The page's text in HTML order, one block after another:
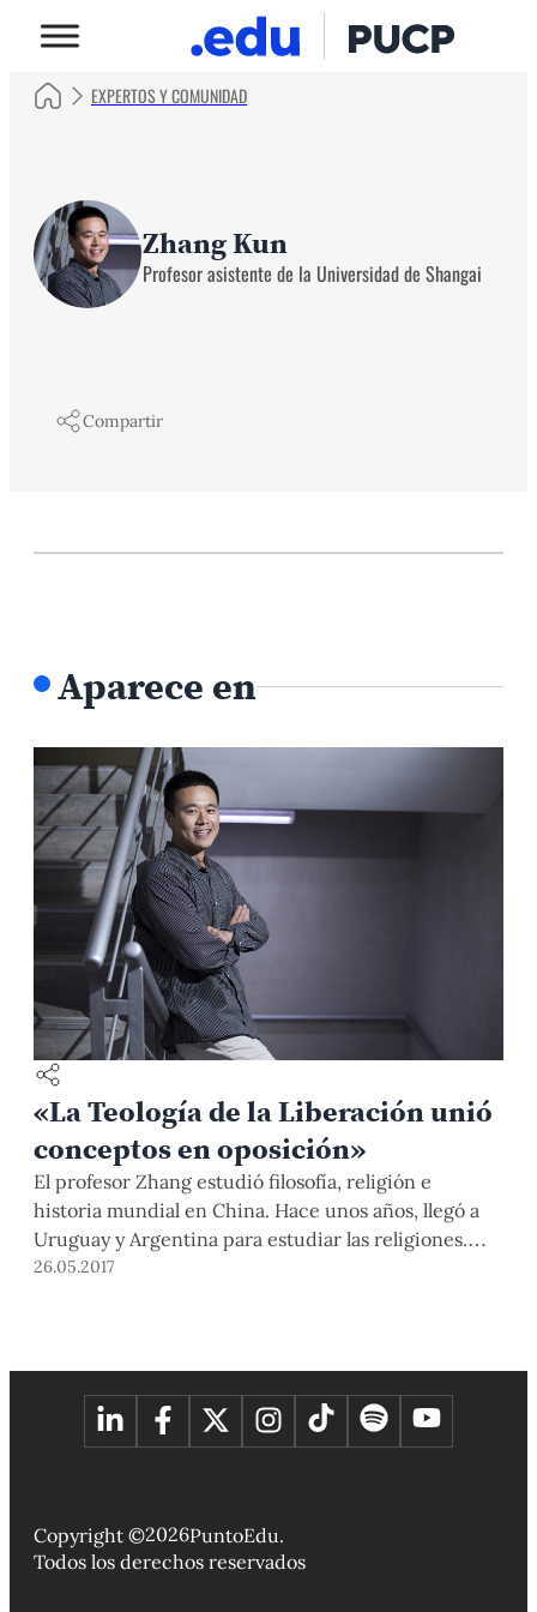
EXPERTOS Y COMUNIDAD
Zhang Kun
Profesor asistente de la Universidad de Shangai
Compartir
Aparece en
«La Teología de la Liberación unió
conceptos en oposición»
El profesor Zhang estudió filosofía, religión e
historia mundial en China. Hace unos años, llegó a
Uruguay y Argentina para estudiar las religiones.
Cuando volvió, entendió, a partir del estudio de la
sobre estos vínculos intercontinentales y establecer
alianzas entre la Universidad de Shanghái y la PUCP.
26.05.2017
Copyright ©2026PuntoEdu.
Todos los derechos reservados